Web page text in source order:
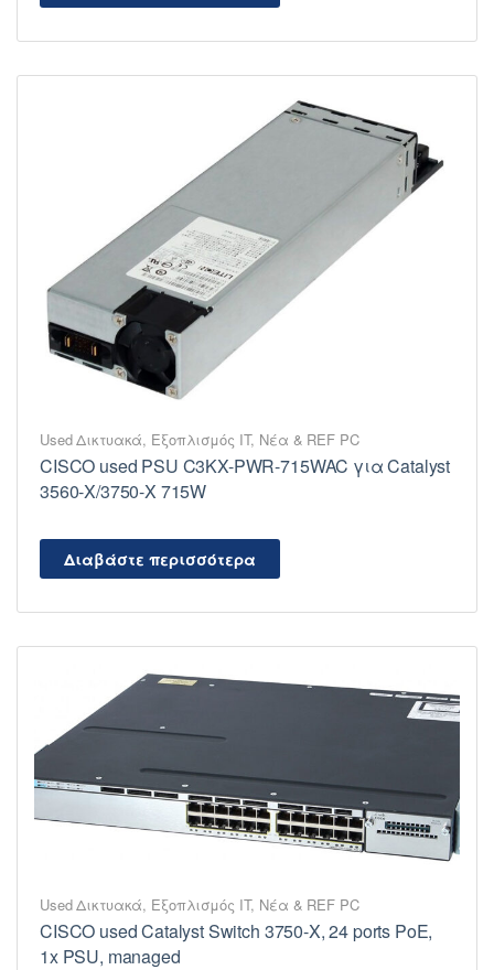
Used Δικτυακά, Εξοπλισμός IT, Νέα & REF PC
CISCO used PSU C3KX-PWR-715WAC για Catalyst
3560-X/3750-X 715W
Διαβάστε περισσότερα
Used Δικτυακά, Εξοπλισμός IT, Νέα & REF PC
CISCO used Catalyst Switch 3750-X, 24 ports PoE,
1x PSU, managed